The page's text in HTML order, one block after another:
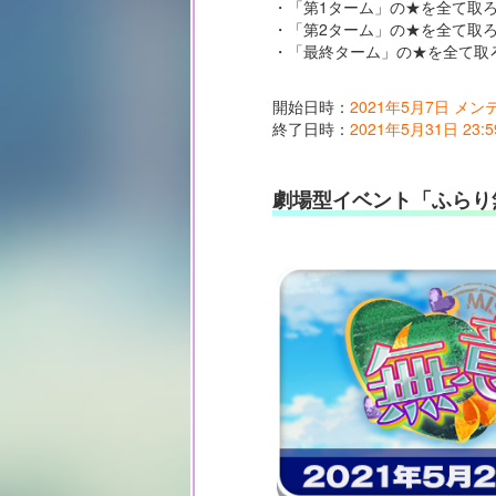
・「第1ターム」の★を全て取
・「第2ターム」の★を全て取
・「最終ターム」の★を全て取
開始日時： 2021年5月7日 メン
終了日時： 2021年5月31日
劇場型イベント「ふら